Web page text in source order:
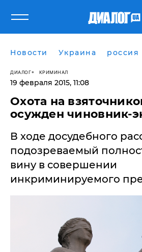
Новости Украина россия
ДИАЛОГ КРИМИНАЛ
19 февраля 2015, 11:08
Охота на
осужден чиновник-
В ходе досудебного
подозреваемый
вину в совершении
инкриминируемого